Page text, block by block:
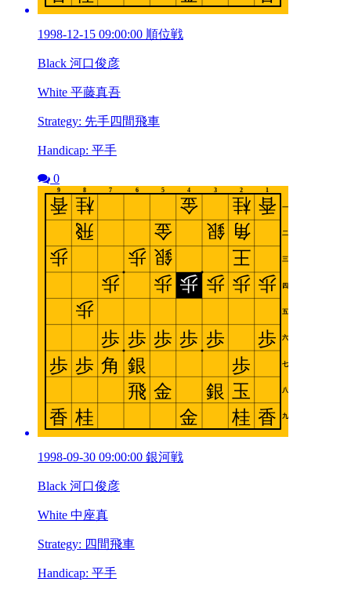
1998-12-15 09:00:00 順位戦
Black 河口俊彦
White 平藤真吾
Strategy: 先手四間飛車
Handicap: 平手
0
1998-09-30 09:00:00 銀河戦
Black 河口俊彦
White 中座真
Strategy: 四間飛車
Handicap: 平手